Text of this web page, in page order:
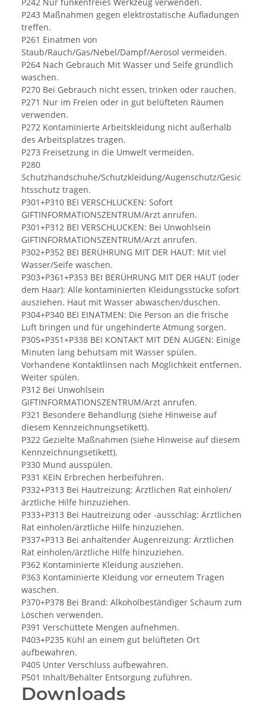
P243 Maßnahmen gegen elektrostatische Aufladungen
treffen.
P261 Einatmen von
Staub/Rauch/Gas/Nebel/Dampf/Aerosol vermeiden.
P264 Nach Gebrauch Mit Wasser und Seife gründlich
waschen.
P270 Bei Gebrauch nicht essen, trinken oder rauchen.
P271 Nur im Freien oder in gut belüfteten Räumen
verwenden.
P272 Kontaminierte Arbeitskleidung nicht außerhalb
des Arbeitsplatzes tragen.
P273 Freisetzung in die Umwelt vermeiden.
P280
Schutzhandschuhe/Schutzkleidung/Augenschutz/Gesic
htsschutz tragen.
P301+P310 BEI VERSCHLUCKEN: Sofort
GIFTINFORMATIONSZENTRUM/Arzt anrufen.
P301+P312 BEI VERSCHLUCKEN: Bei Unwohlsein
GIFTINFORMATIONSZENTRUM/Arzt anrufen.
P302+P352 BEI BERÜHRUNG MIT DER HAUT: Mit viel
Wasser/Seife waschen.
P303+P361+P353 BEI BERÜHRUNG MIT DER HAUT (oder
dem Haar): Alle kontaminierten Kleidungsstücke sofort
ausziehen. Haut mit Wasser abwaschen/duschen.
P304+P340 BEI EINATMEN: Die Person an die frische
Luft bringen und für ungehinderte Atmung sorgen.
P305+P351+P338 BEI KONTAKT MIT DEN AUGEN: Einige
Minuten lang behutsam mit Wasser spülen.
Vorhandene Kontaktlinsen nach Möglichkeit entfernen.
Weiter spülen.
P312 Bei Unwohlsein
GIFTINFORMATIONSZENTRUM/Arzt anrufen.
P321 Besondere Behandlung (siehe Hinweise auf
diesem Kennzeichnungsetikett).
P322 Gezielte Maßnahmen (siehe Hinweise auf diesem
Kennzeichnungsetikett).
P330 Mund ausspülen.
P331 KEIN Erbrechen herbeiführen.
P332+P313 Bei Hautreizung: Ärztlichen Rat einholen/
ärztliche Hilfe hinzuziehen.
P333+P313 Bei Hautreizung oder -ausschlag: Ärztlichen
Rat einholen/ärztliche Hilfe hinzuziehen.
P337+P313 Bei anhaltender Augenreizung: Ärztlichen
Rat einholen/ärztliche Hilfe hinzuziehen.
P362 Kontaminierte Kleidung ausziehen.
P363 Kontaminierte Kleidung vor erneutem Tragen
waschen.
P370+P378 Bei Brand: Alkoholbeständiger Schaum zum
Löschen verwenden.
P391 Verschüttete Mengen aufnehmen.
P403+P235 Kühl an einem gut belüfteten Ort
aufbewahren.
P405 Unter Verschluss aufbewahren.
P501 Inhalt/Behälter Entsorgung zuführen.
Downloads